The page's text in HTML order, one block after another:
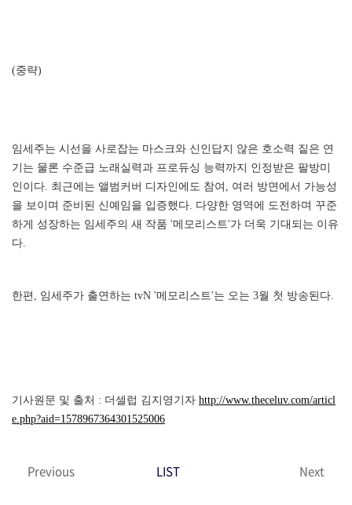
(중략)
임세주는 시선을 사로잡는 마스크와 신인답지 않은 호소력 짙은 연
기는 물론 수준급 노래실력과 프로듀싱 능력까지 인정받은 팔방미
인이다. 최근에는 앨범커버 디자인에도 참여, 여러 방면에서 가능성
을 보이며 준비된 신예임을 입증했다. 다양한 영역에 도전하며 꾸준
하게 성장하는 임세주의 새 작품 '메모리스트'가 더욱 기대되는 이유
다.
한편, 임세주가 출연하는 tvN '메모리스트'는 오는 3월 첫 방송된다.
기사원문 및 출처 : 더셀럽 김지영기자 http://www.theceluv.com/articl
e.php?aid=1578967364301525006
Previous LIST Next